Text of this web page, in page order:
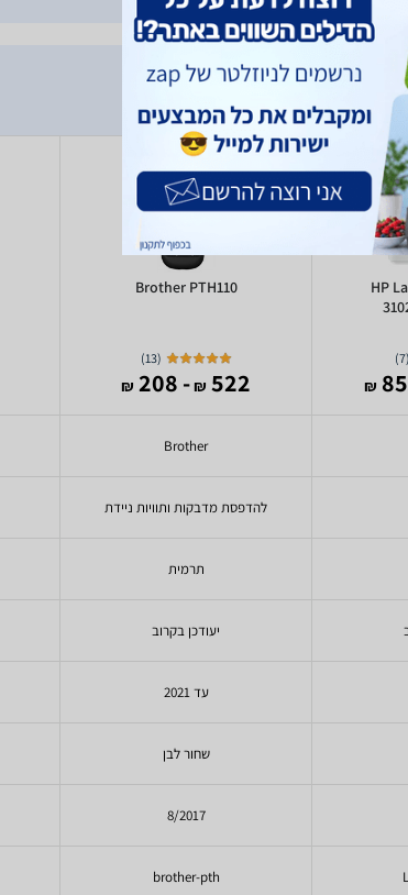
HP
(
7
)
₪
Brother PTH110
(
13
)
522
₪
- 208
₪
Brother
להדפסת מדבקות ותוויות ניידת
תרמית
יעודכן בקרוב
עד 2021
שחור לבן
8/2017
brother-pth